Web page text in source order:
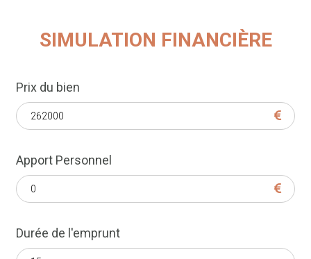
SIMULATION FINANCIÈRE
Prix du bien
Apport Personnel
Durée de l'emprunt